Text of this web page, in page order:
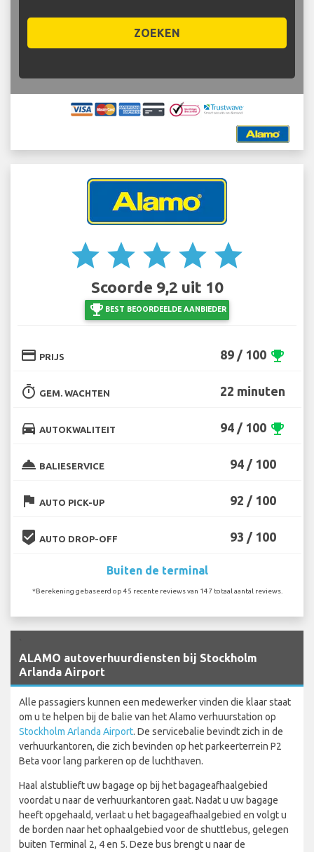
ZOEKEN
star star star star star
Scoorde 9,2 uit 10
emoji_events BEST BEOORDEELDE AANBIEDER
credit_card PRIJS 89 / 100 emoji_events
timer GEM. WACHTEN 22 minuten
directions_car AUTOKWALITEIT 94 / 100 emoji_events
room_service BALIESERVICE 94 / 100
flag AUTO PICK-UP 92 / 100
beenhere AUTO DROP-OFF 93 / 100
Buiten de terminal
*Berekening gebaseerd op 45 recente reviews van 147 totaal aantal reviews.
ALAMO autoverhuurdiensten bij Stockholm
Arlanda Airport
Alle passagiers kunnen een medewerker vinden die klaar staat
om u te helpen bij de balie van het Alamo verhuurstation op
Stockholm Arlanda Airport. De servicebalie bevindt zich in de
verhuurkantoren, die zich bevinden op het parkeerterrein P2
Beta voor lang parkeren op de luchthaven.
Haal alstublieft uw bagage op bij het bagageafhaalgebied
voordat u naar de verhuurkantoren gaat. Nadat u uw bagage
heeft opgehaald, verlaat u het bagageafhaalgebied en volgt u
de borden naar het ophaalgebied voor de shuttlebus, gelegen
buiten Terminal 2, 4 en 5. Deze bus brengt u naar de